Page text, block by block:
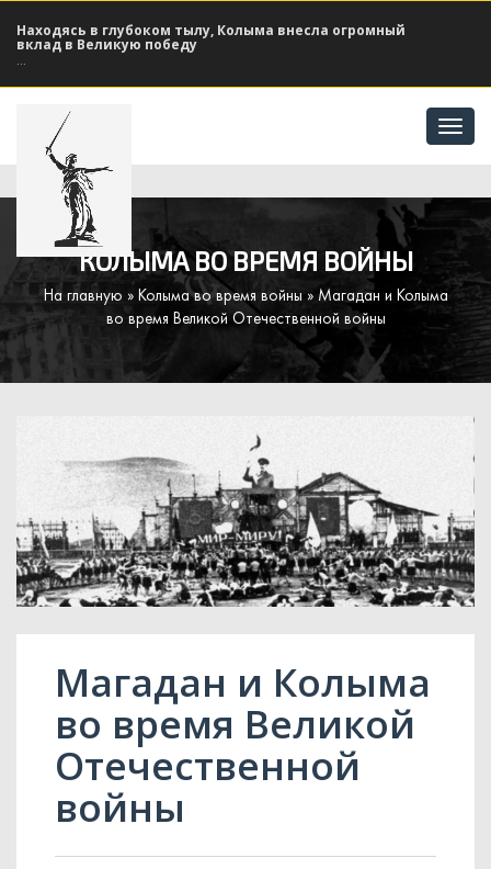
Находясь в глубоком тылу, Колыма внесла огромный
вклад в Великую победу
...
КОЛЫМА ВО ВРЕМЯ ВОЙНЫ
На главную » Колыма во время войны » Магадан и Колыма
во время Великой Отечественной войны
Магадан и Колыма
во время Великой
Отечественной
войны